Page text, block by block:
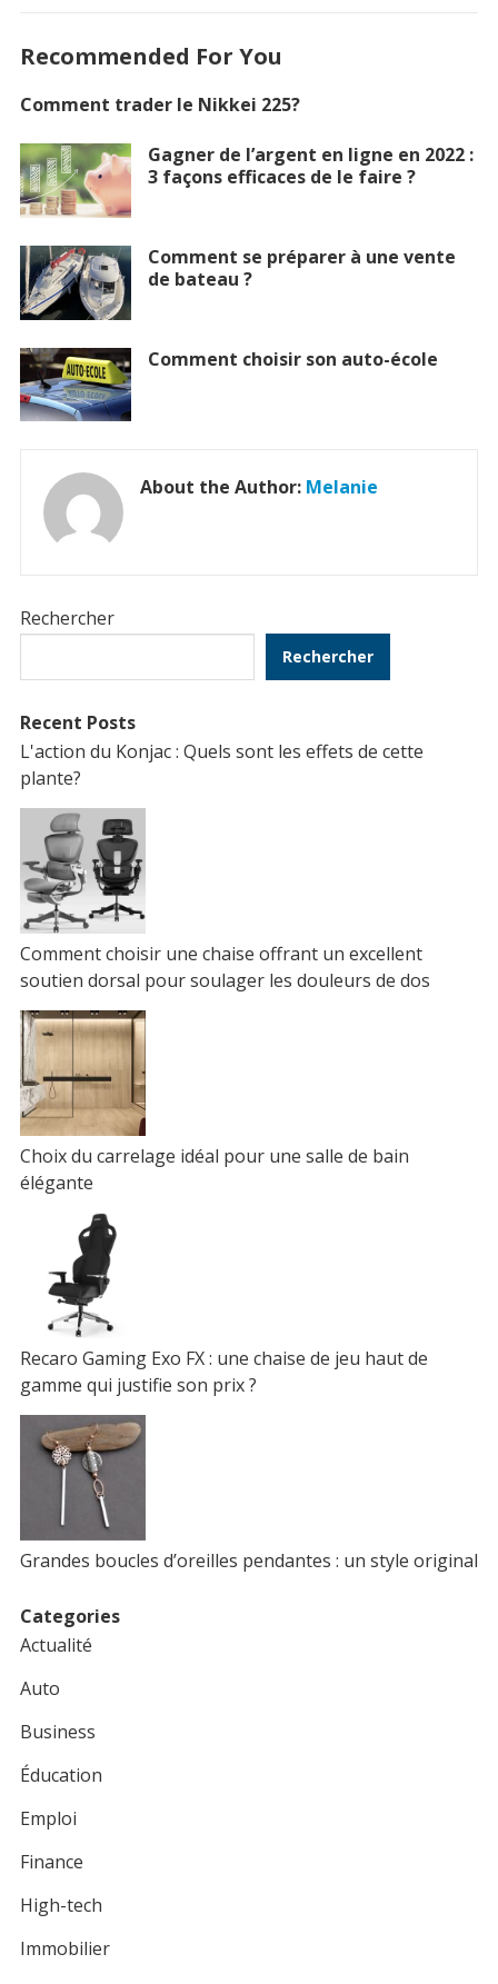
Recommended For You
Comment trader le Nikkei 225?
Gagner de l’argent en ligne en 2022 :
3 façons efficaces de le faire ?
Comment se préparer à une vente
de bateau ?
Comment choisir son auto-école
About the Author: Melanie
Rechercher
Rechercher
Recent Posts
L'action du Konjac : Quels sont les effets de cette
plante?
Comment choisir une chaise offrant un excellent
soutien dorsal pour soulager les douleurs de dos
Choix du carrelage idéal pour une salle de bain
élégante
Recaro Gaming Exo FX : une chaise de jeu haut de
gamme qui justifie son prix ?
Grandes boucles d’oreilles pendantes : un style original
Categories
Actualité
Auto
Business
Éducation
Emploi
Finance
High-tech
Immobilier